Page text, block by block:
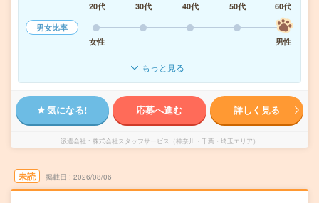
20代
30代 40代 50代
60代
男女比率
女性
男性
もっと見る
気になる! 応募へ進む 詳しく見る
派遣会社 株式会社スタッフサービス（神奈川・千葉・埼玉エリア）
未読 掲載日 2026/08/06